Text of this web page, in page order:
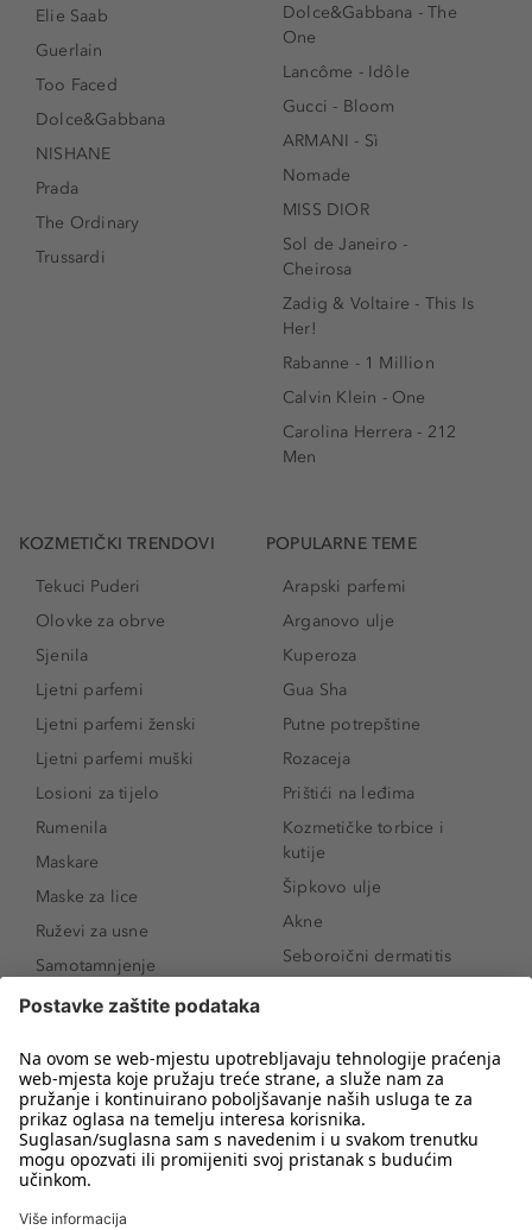
Elie Saab
Guerlain
Too Faced
Dolce&Gabbana
NISHANE
Prada
The Ordinary
Trussardi
Dolce&Gabbana - The
One
Lancôme - Idôle
Gucci - Bloom
ARMANI - Sì
Nomade
MISS DIOR
Sol de Janeiro -
Cheirosa
Zadig & Voltaire - This Is
Her!
Rabanne - 1 Million
Calvin Klein - One
Carolina Herrera - 212
Men
KOZMETIČKI TRENDOVI
Tekuci Puderi
Olovke za obrve
Sjenila
Ljetni parfemi
Ljetni parfemi ženski
Ljetni parfemi muški
Losioni za tijelo
Rumenila
Maskare
Maske za lice
Ruževi za usne
Samotamnjenje
Puderi
Proizvodi za obrve
Sunce i zaštita
Serumi za lice
Proizvodi za čišćenje lica
POPULARNE TEME
Arapski parfemi
Arganovo ulje
Kuperoza
Gua Sha
Putne potrepštine
Rozaceja
Prištići na leđima
Kozmetičke torbice i
kutije
Šipkovo ulje
Akne
Seboroični dermatitis
Novo
Koji mi parfem
odgovara?
Kako našminkati oči da